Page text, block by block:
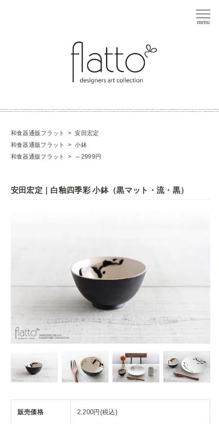
和食器通販フラット >安田宏定
和食器通販フラット
>小鉢
和食器通販フラット
> ～2999円
安田宏定｜白釉四季彩 小鉢（黒マット・流・黒）
販売価格 2,200円(税込)